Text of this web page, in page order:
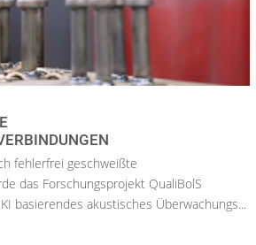
fehlerfrei geschweißte
das Forschungsprojekt QualiBolS
basierendes akustisches Überwachungs...